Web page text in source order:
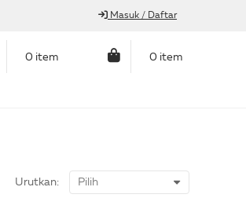
Masuk / Daftar
0 item 0 item
Urutkan: